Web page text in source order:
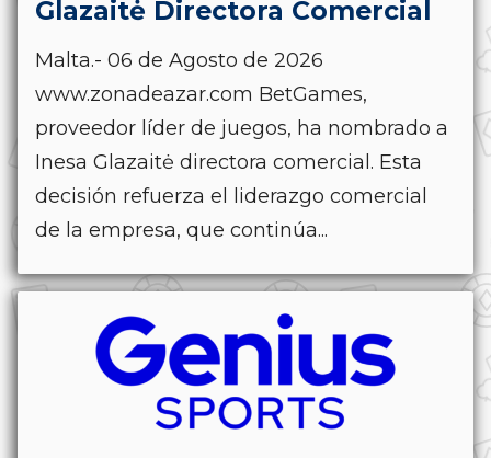
Glazaitė Directora Comercial
Malta.- 06 de Agosto de 2026
www.zonadeazar.com BetGames,
proveedor líder de juegos, ha nombrado a
Inesa Glazaitė directora comercial. Esta
decisión refuerza el liderazgo comercial
de la empresa, que continúa...